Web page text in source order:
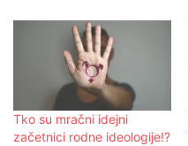
Tko su mračni idejni
začetnici rodne ideologije!?